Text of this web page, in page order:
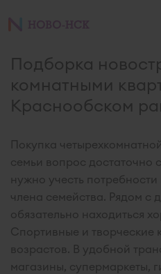
Подборка
комнатными
Краснообском
Покупка
семьи вопрос достаточно
нужно учесть
члена семейства. Рядом с
обязательно находиться
Спортивные и творческие
возрастов. В удобной
магазины, супермаркеты,